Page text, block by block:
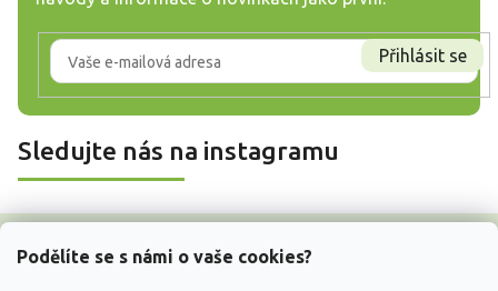
Podělíte se s námi o vaše cookies?
Přihlásit se
Sledujte nás na instagramu
Z